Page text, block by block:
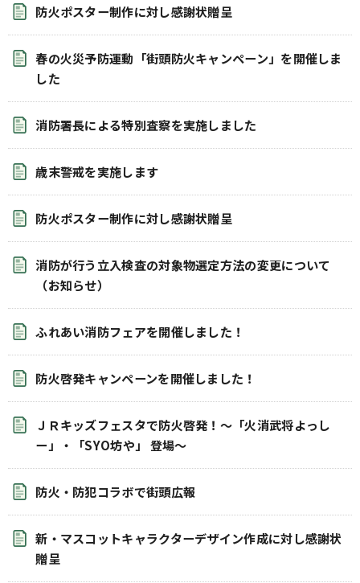
防火ポスター制作に対し感謝状贈呈
春の火災予防運動「街頭防火キャンペーン」を開催しま
した
消防署長による特別査察を実施しました
歳末警戒を実施します
防火ポスター制作に対し感謝状贈呈
消防が行う立入検査の対象物選定方法の変更について
（お知らせ）
ふれあい消防フェアを開催しました！
防火啓発キャンペーンを開催しました！
ＪＲキッズフェスタで防火啓発！～「火消武将よっし
ー」・「SYO坊や」 登場～
防火・防犯コラボで街頭広報
新・マスコットキャラクターデザイン作成に対し感謝状
贈呈